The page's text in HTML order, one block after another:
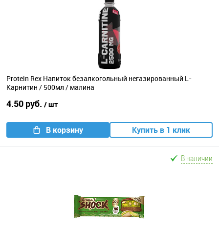
Protein Rex Напиток безалкогольный негазированный L-
Карнитин / 500мл / малина
4.50 руб. / шт
В корзину Купить в 1 клик
В наличии